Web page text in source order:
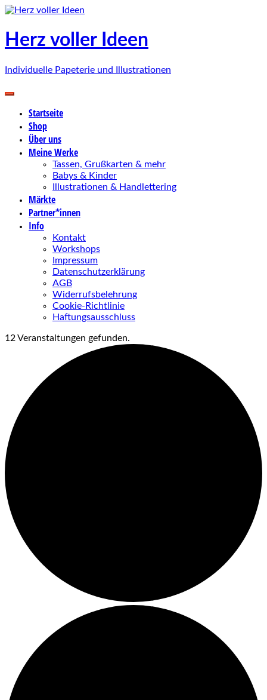
Zum
springen
Herz voller Ideen
Individuelle Papeterie und Illustrationen
Startseite
Shop
Über uns
Meine Werke
Tassen, Grußkarten & mehr
Babys & Kinder
Illustrationen & Handlettering
Märkte
Partner*innen
Info
Kontakt
Workshops
Impressum
Datenschutzerklärung
AGB
Widerrufsbelehrung
Cookie-Richtlinie
Haftungsausschluss
12 Veranstaltungen gefunden.